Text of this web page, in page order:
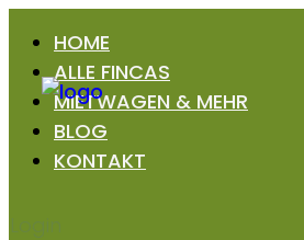
HOME
ALLE FINCAS
MIETWAGEN & MEHR
BLOG
KONTAKT
Login